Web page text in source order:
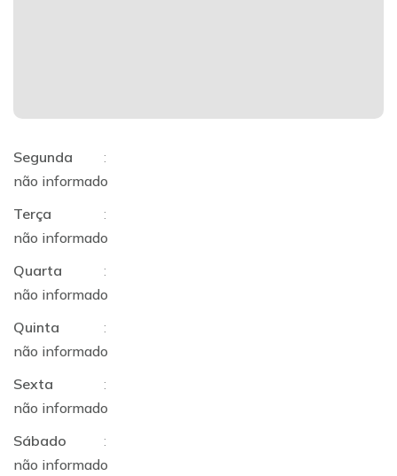
Segunda
:
não informado
Terça
:
não informado
Quarta
:
não informado
Quinta
:
não informado
Sexta
:
não informado
Sábado
:
não informado